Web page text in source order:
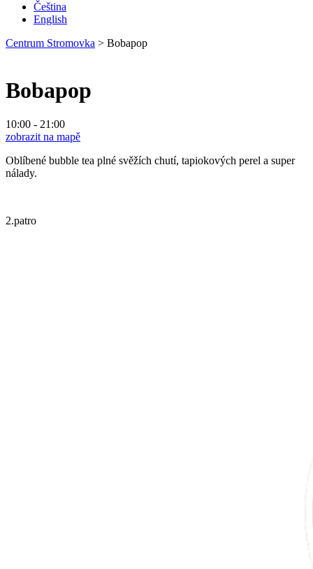
Čeština
English
Centrum Stromovka > Bobapop
Bobapop
10:00 - 21:00
zobrazit na mapě
Oblíbené bubble tea plné svěžích chutí, tapiokových perel a super
nálady.
2.patro